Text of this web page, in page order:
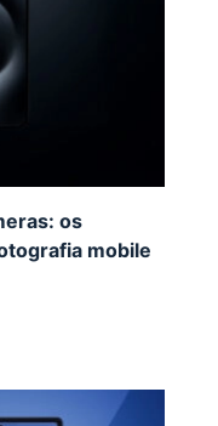
os
mobile